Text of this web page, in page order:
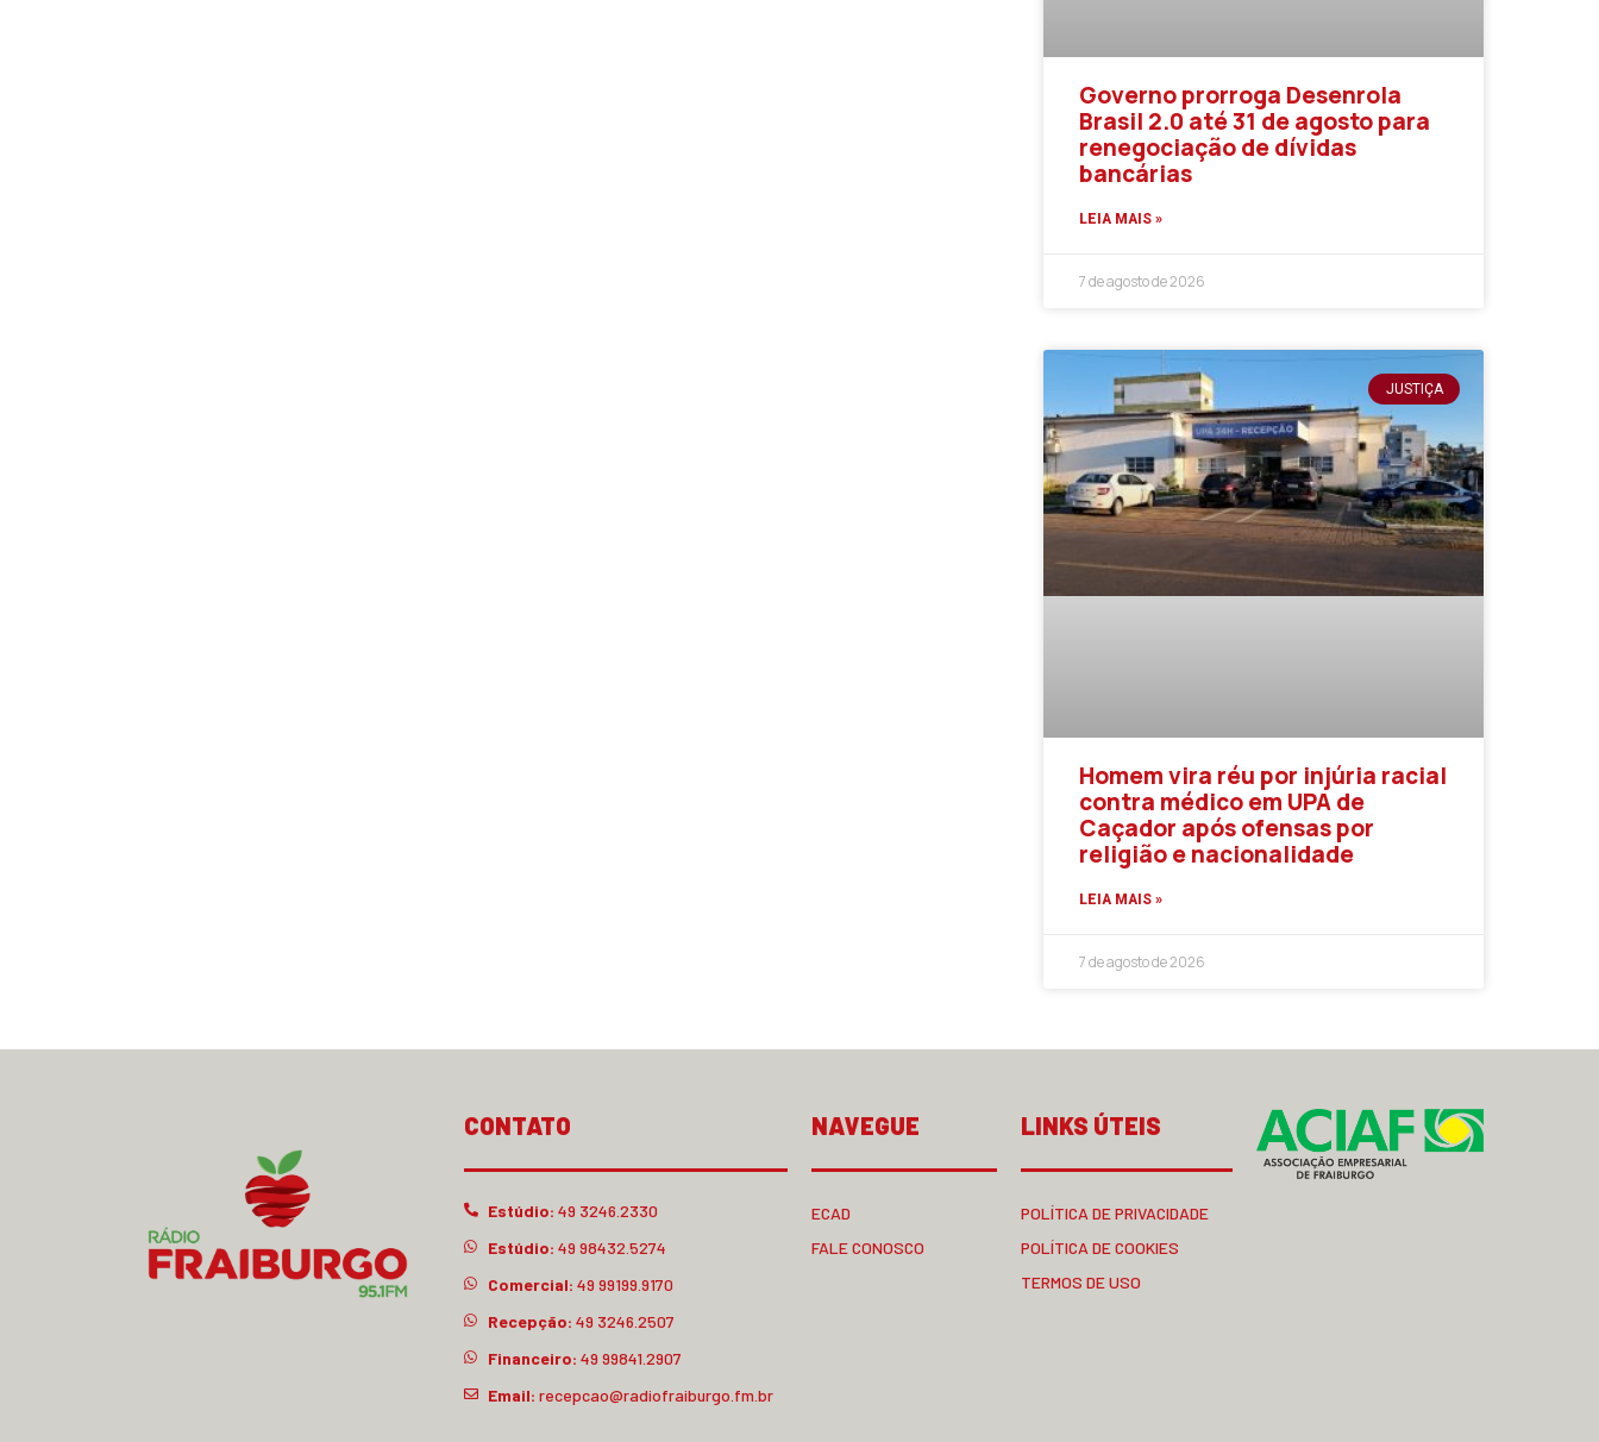
Governo prorroga Desenrola
Brasil 2.0 até 31 de agosto para
renegociação de dívidas
bancárias
LEIA MAIS »
7 de agosto de 2026
JUSTIÇA
Homem vira réu por injúria racial
contra médico em UPA de
Caçador após ofensas por
religião e nacionalidade
LEIA MAIS »
7 de agosto de 2026
CONTATO
Estúdio: 49 3246.2330
Estúdio: 49 98432.5274
Comercial: 49 99199.9170
Recepção: 49 3246.2507
Financeiro: 49 99841.2907
Email: recepcao@radiofraiburgo.fm.br
NAVEGUE
ECAD
FALE CONOSCO
LINKS ÚTEIS
POLÍTICA DE PRIVACIDADE
POLÍTICA DE COOKIES
TERMOS DE USO